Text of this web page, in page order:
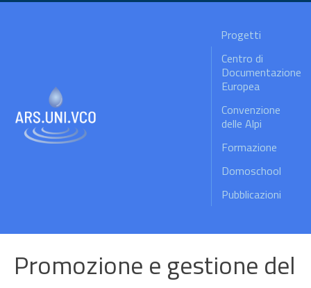
Progetti
Centro di
Documentazione
Europea
Convenzione
delle Alpi
Formazione
Domoschool
Pubblicazioni
Promozione e gestione del